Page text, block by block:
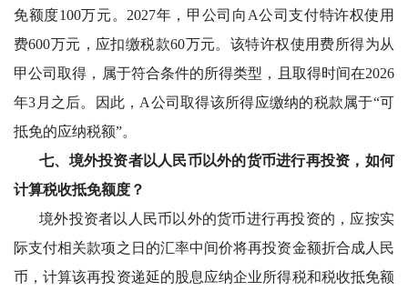
免额度100万元。2027年，甲公司向A公司支付特许权使用
费600万元，应扣缴税款60万元。该特许权使用费所得为从
甲公司取得，属于符合条件的所得类型，且取得时间在2026
年3月之后。因此，A公司取得该所得应缴纳的税款属于“可
抵免的应纳税额”。
七、境外投资者以人民币以外的货币进行再投资，如何
计算税收抵免额度？
境外投资者以人民币以外的货币进行再投资的，应按实
际支付相关款项之日的汇率中间价将再投资金额折合成人民
币，计算该再投资递延的股息应纳企业所得税和税收抵免额